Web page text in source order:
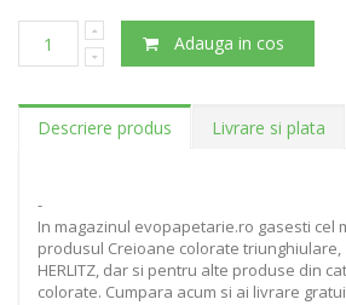
Adauga in cos
Descriere produs Livrare si plata
-
In magazinul evopapetarie.ro gasesti cel
produsul Creioane colorate triunghiulare,
HERLITZ, dar si pentru alte produse din
colorate. Cumpara acum si ai livrare